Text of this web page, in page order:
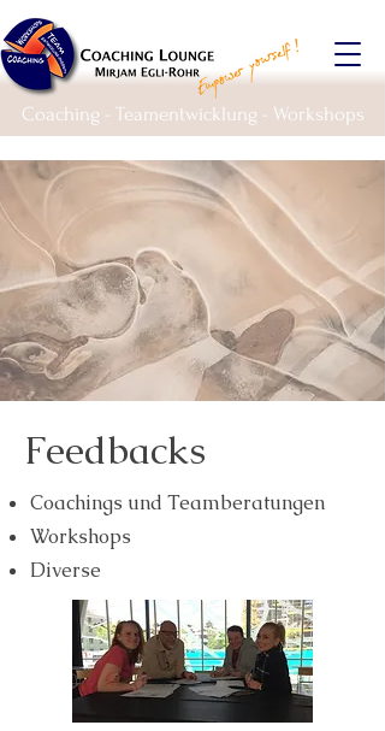
Coaching - Teamentwicklung - Workshops
Feedbacks
Coachings und Teamberatungen
Workshops
Diverse